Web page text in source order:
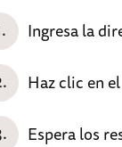
Ingresa la
Haz clic en
Espera los